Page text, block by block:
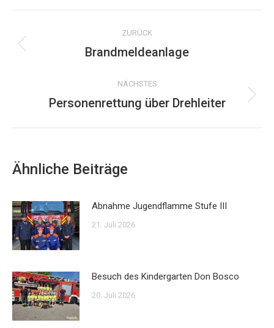
WhatsApp
Kommentarnavigation
ZURÜCK
Vorheriger
Brandmeldeanlage
NÄCHSTES
Nächster
Personenrettung über Drehleiter
Ähnliche Beiträge
Abnahme Jugendflamme Stufe III
21. Juli 2026
Besuch des Kindergarten Don Bosco
20. Juli 2026